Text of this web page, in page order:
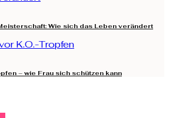
Wie sich das Leben verändert
– wie Frau sich schützen kann